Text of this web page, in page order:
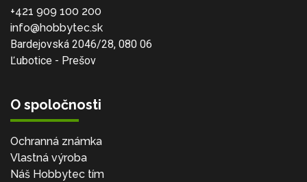
+421 909 100 200
info@hobbytec.sk
Bardejovská 2046/28, 080 06
Ľubotice - Prešov
O spoločnosti
Ochranná známka
Vlastná výroba
Náš Hobbytec tím